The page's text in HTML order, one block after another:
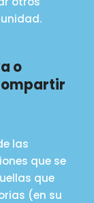
o
las
que se
que
(en su